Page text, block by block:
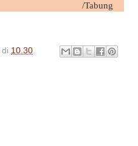
/Tabung
di 10.30